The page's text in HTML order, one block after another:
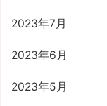
2023年7月
2023年6月
2023年5月